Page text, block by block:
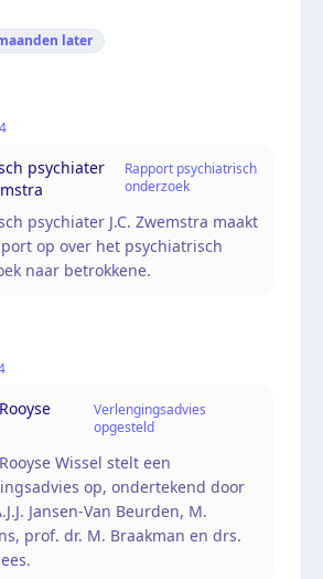
later
psychiater
Rapport psychiatrisch
onderzoek
psychiater J.C. Zwemstra maakt
op over het psychiatrisch
naar betrokkene.
Verlengingsadvies
opgesteld
Wissel stelt een
op, ondertekend door
Jansen-Van Beurden, M.
prof. dr. M. Braakman en drs.